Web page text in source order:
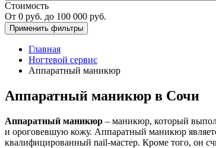
Стоимость
От 0 руб. до 100 000 руб.
Главная
Ногтевой сервис
Аппаратный маникюр
Аппаратный маникюр в Сочи
Аппаратный маникюр – маникюр, который
и ороговевшую кожу. Аппаратный маникюр
квалифицированный nail-мастер. Кроме того, он